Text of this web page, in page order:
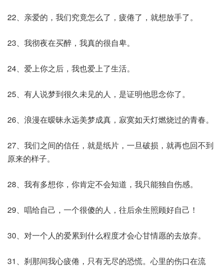
22、亲爱的，我们究竟怎么了，疲倦了，就想放手了。
23、我彻夜在买醉，我真的很自卑。
24、爱上你之后，我也爱上了生活。
25、有人说梦到很久未见的人，是证明他思念你了。
26、浪漫在暧昧永远美梦成真，寂寞如天灯燃烧过的青春。
27、我们之间的信任，就是纸片，一旦破损，就再也回不到
原来的样子。
28、我有多想你，你肯定不会知道，我只能独自伤感。
29、唱给自己，一个很傻的人，往后余生照顾好自己！
30、对一个人的爱累到什么程度才会心甘情愿的去放弃。
31、刹那间我心疲倦，只有无尽的恐慌。心里的伤口在流